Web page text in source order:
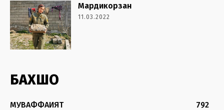
Мардикорзан
11.03.2022
БАХШҲО
МУВАФФАҚИЯТ
792